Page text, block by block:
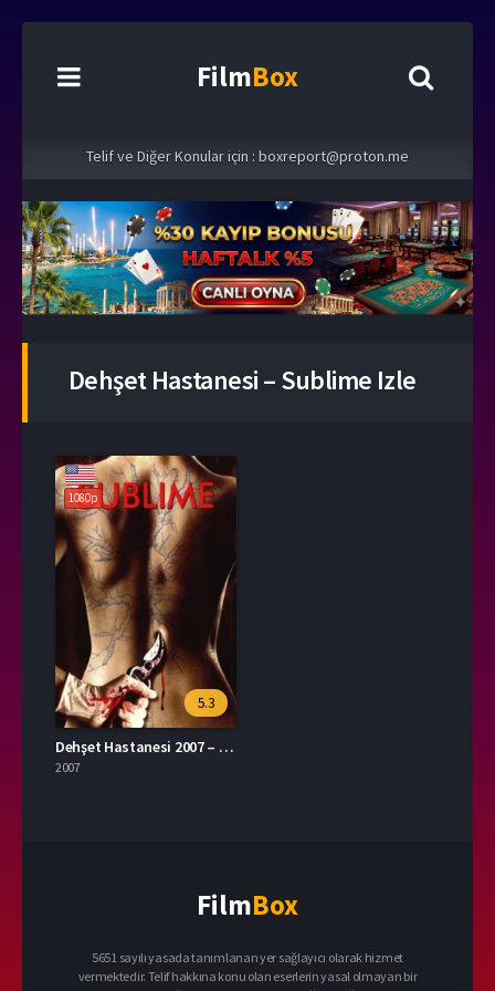
FilmBox
Telif ve Diğer Konular için : boxreport@proton.me
Dehşet Hastanesi – Sublime Izle
1080p
5.3
Dehşet Hastanesi 2007 – Sublime 1080p Turkce Altyazi izle
2007
FilmBox
5651 sayılı yasada tanımlanan yer sağlayıcı olarak hizmet
vermektedir. Telif hakkına konu olan eserlerin yasal olmayan bir